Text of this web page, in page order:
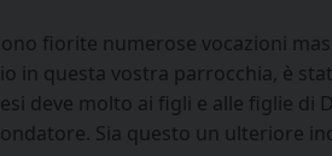
fiorite numerose vocazioni
in questa vostra parrocchia, è
deve molto ai figli e alle figlie di
Sia questo un ulteriore